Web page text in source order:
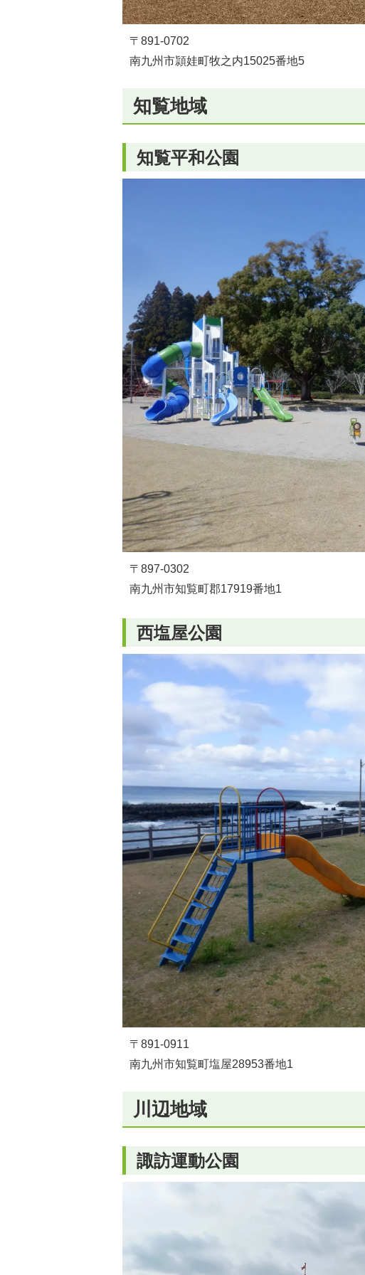
〒891-0702
南九州市頴娃町牧之内15025番地5
知覧地域
知覧平和公園
〒897-0302
南九州市知覧町郡17919番地1
西塩屋公園
〒891-0911
南九州市知覧町塩屋28953番地1
川辺地域
諏訪運動公園